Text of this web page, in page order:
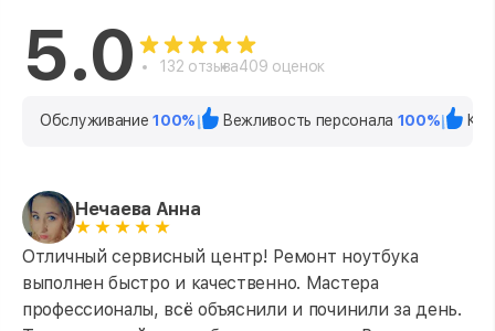
5.0 132 отзыва409 оценок
Обслуживание100% Вежливость персонала 100%
Нечаева Анна
Отличный сервисный центр! Ремонт ноутбука
выполнен быстро и качественно. Мастера
профессионалы, всё объяснили и починили за день.